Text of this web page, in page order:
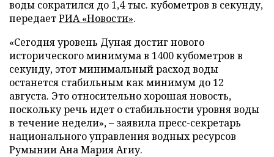
воды сократился до 1,4 тыс. кубометров в секунду,
передаетРИА «Новости».
«Сегодня уровень Дуная достиг нового
исторического минимума в 1400 кубометров в
секунду, этот минимальный расход воды
останется стабильным как минимум до 12
августа. Это относительно хорошая новость,
поскольку речь идет о стабильности уровня воды
в течение недели», – заявила пресс-секретарь
национального управления водных ресурсов
Румынии Ана Мария Агиу.